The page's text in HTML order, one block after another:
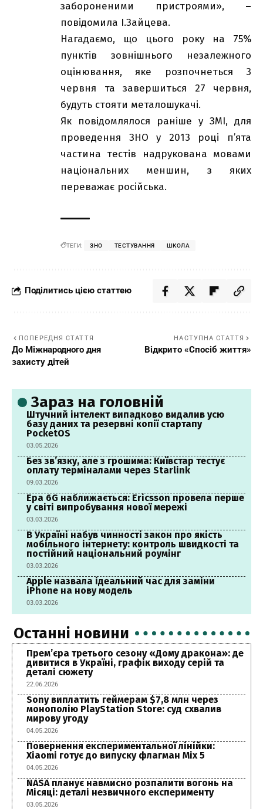
забороненими пристроями», –
повідомила І.Зайцева.
Нагадаємо, що цього року на 75%
пунктів зовнішнього незалежного
оцінювання, яке розпочнеться 3
червня та завершиться 27 червня,
будуть стояти металошукачі.
Як повідомлялося раніше у ЗМІ, для
проведення ЗНО у 2013 році п’ята
частина тестів надрукована мовами
національних меншин, з яких
переважає російська.
ТЕГИ: ЗНО ТЕСТУВАННЯ ШКОЛА
Поділитись цією статтею
ПОПЕРЕДНЯ СТАТТЯ
До Міжнародного дня
захисту дітей
НАСТУПНА СТАТТЯ
Відкрито «Спосіб життя»
Зараз на головній
Штучний інтелект випадково видалив усю
базу даних та резервні копії стартапу
PocketOS
03.05.2026
Без зв’язку, але з грошима: Київстар тестує
оплату терміналами через Starlink
09.03.2026
Ера 6G наближається: Ericsson провела перше
у світі випробування нової мережі
03.03.2026
В Україні набув чинності закон про якість
мобільного інтернету: контроль швидкості та
постійний національний роумінг
03.03.2026
Apple назвала ідеальний час для заміни
iPhone на нову модель
03.03.2026
Останні новини
Прем’єра третього сезону «Дому дракона»: де
дивитися в Україні, графік виходу серій та
деталі сюжету
22.06.2026
Sony виплатить геймерам $7,8 млн через
монополію PlayStation Store: суд схвалив
мирову угоду
04.05.2026
Повернення експериментальної лінійки:
Xiaomi готує до випуску флагман Mix 5
04.05.2026
NASA планує навмисно розпалити вогонь на
Місяці: деталі незвичного експерименту
03.05.2026